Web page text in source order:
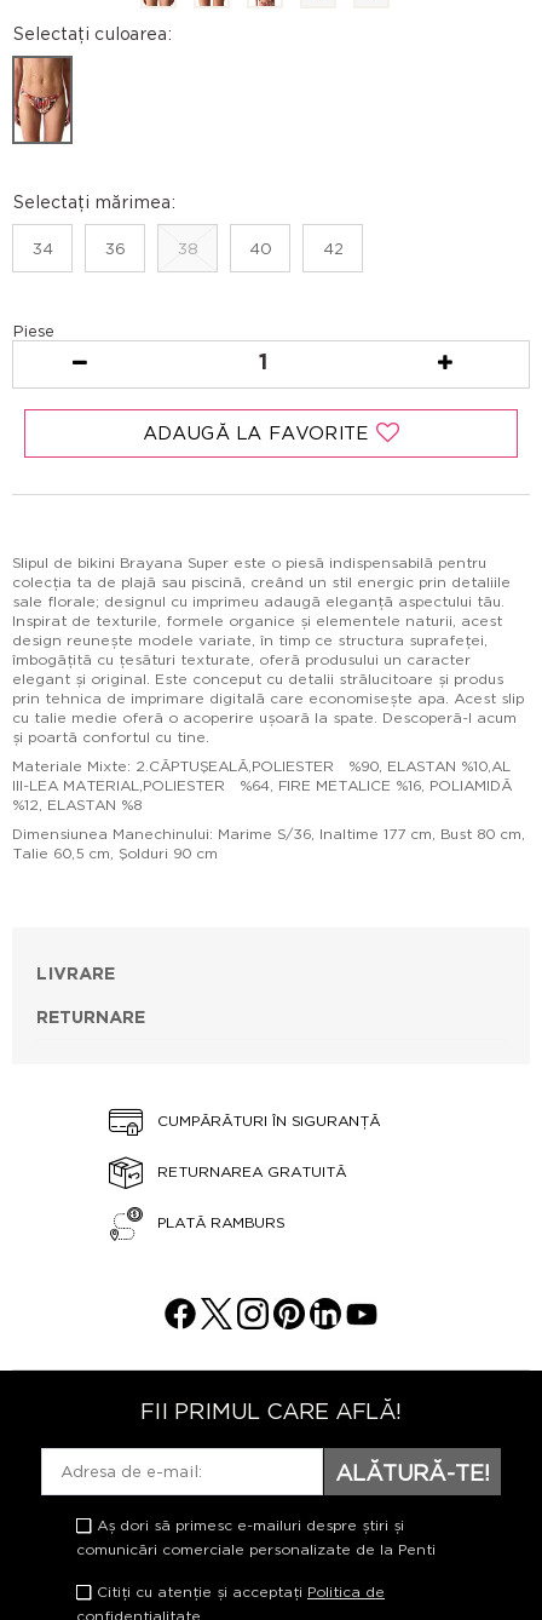
Selectați culoarea:
Selectați mărimea:
34 36 38 40 42
Piese
1
ADAUGĂ LA FAVORITE
Slipul de bikini Brayana Super este o piesă indispensabilă pentru
colecția ta de plajă sau piscină, creând un stil energic prin detaliile
sale florale; designul cu imprimeu adaugă eleganță aspectului tău.
Inspirat de texturile, formele organice și elementele naturii, acest
design reunește modele variate, în timp ce structura suprafeței,
îmbogățită cu țesături texturate, oferă produsului un caracter
elegant și original. Este conceput cu detalii strălucitoare și produs
prin tehnica de imprimare digitală care economisește apa. Acest slip
cu talie medie oferă o acoperire ușoară la spate. Descoperă-l acum
și poartă confortul cu tine.
Materiale Mixte: 2.CĂPTUŞEALĂ,POLIESTER %90, ELASTAN %10,AL
III-LEA MATERIAL,POLIESTER %64, FIRE METALICE %16, POLIAMIDĂ
%12, ELASTAN %8
Dimensiunea Manechinului: Marime S/36, Inaltime 177 cm, Bust 80 cm,
Talie 60,5 cm, Şolduri 90 cm
LIVRARE
RETURNARE
CUMPĂRĂTURI ÎN SIGURANȚĂ
RETURNAREA GRATUITĂ
PLATĂ RAMBURS
FII PRIMUL CARE AFLĂ!
ALĂTURĂ-TE!
Aș dori să primesc e-mailuri despre știri și
comunicări comerciale personalizate de la Penti
Citiți cu atenție și acceptați Politica de
confidențialitate